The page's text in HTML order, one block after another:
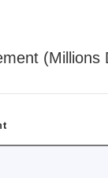
(Millions